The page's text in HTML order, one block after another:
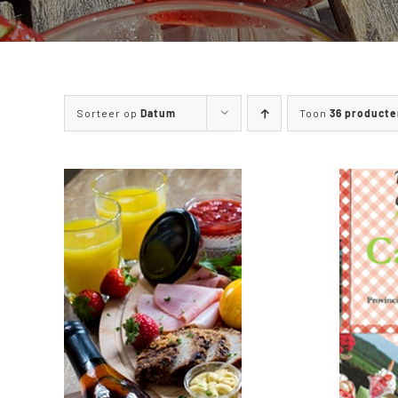
Sorteer op Datum Toon 36